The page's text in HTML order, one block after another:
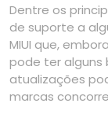
Dentre os
de suporte a
MIUI que,
pode ter alguns
atualizações
marcas